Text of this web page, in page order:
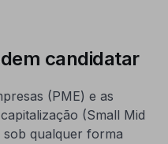
candidatar
(PME) e as
(Small Mid
qualquer forma